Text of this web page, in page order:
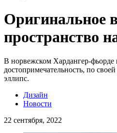
Оригинальное
пространство
В норвежском Хардангер-фьорде
достопримечательность, по
эллипс.
Дизайн
Новости
22 сентября, 2022